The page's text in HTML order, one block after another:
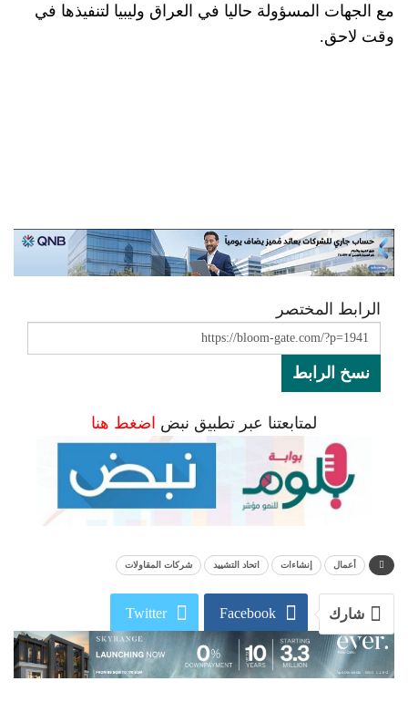
مع الجهات المسؤولة حاليا في العراق وليبيا لتنفيذها في
وقت لاحق.
الرابط المختصر
نسخ الرابط
لمتابعتنا عبر تطبيق نبض اضغط هنا
أعمال إنشاءات اتحاد التشييد شركات المقاولات
شارك Facebook
Twitter
WhatsApp
Linkedin البريد الإلكتروني